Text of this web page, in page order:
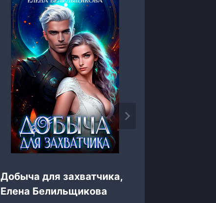
Добыча для захватчика,
Елена Белильщикова